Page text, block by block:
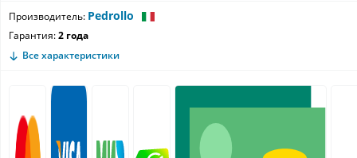
Производитель: Pedrollo
Гарантия:2 года
Все характеристики